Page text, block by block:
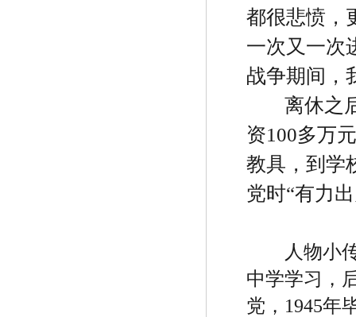
都很悲愤，
一次又一次
战争期间，
离休之
资100多万
教具，到学
党时“有力
人物小
中学学习，
党， 1945年